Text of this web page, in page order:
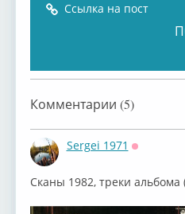
Ссылка на пост
Комментарии (5)
Sergei 1971
Сканы 1982, треки альбома